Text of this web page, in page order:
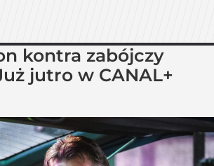
kontra zabójczy
jutro w CANAL+